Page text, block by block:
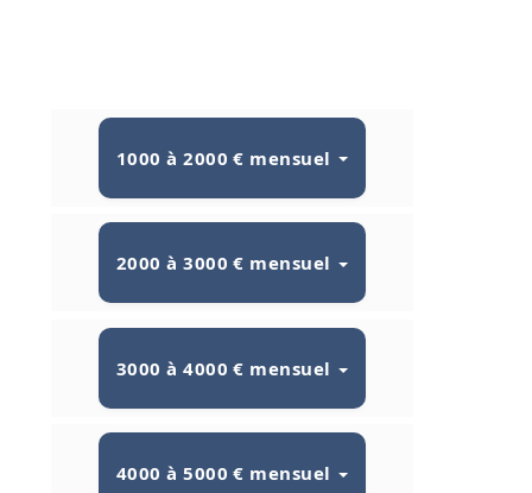
1000 à 2000 € mensuel
2000 à 3000 € mensuel
3000 à 4000 € mensuel
4000 à 5000 € mensuel